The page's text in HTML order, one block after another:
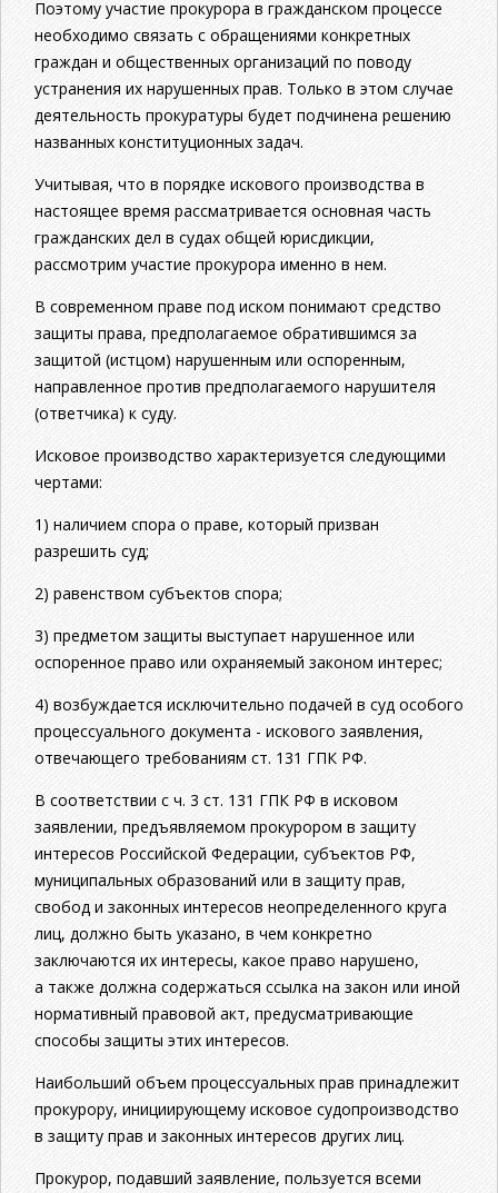
Поэтому участие прокурора в гражданском процессе
необходимо связать с обращениями конкретных
граждан и общественных организаций по поводу
устранения их нарушенных прав. Только в этом случае
деятельность прокуратуры будет подчинена решению
названных конституционных задач.
Учитывая, что в порядке искового производства в
настоящее время рассматривается основная часть
гражданских дел в судах общей юрисдикции,
рассмотрим участие прокурора именно в нем.
В современном праве под иском понимают средство
защиты права, предполагаемое обратившимся за
защитой (истцом) нарушенным или оспоренным,
направленное против предполагаемого нарушителя
(ответчика) к суду.
Исковое производство характеризуется следующими
чертами:
1) наличием спора о праве, который призван
разрешить суд;
2) равенством субъектов спора;
3) предметом защиты выступает нарушенное или
оспоренное право или охраняемый законом интерес;
4) возбуждается исключительно подачей в суд особого
процессуального документа - искового заявления,
отвечающего требованиям ст. 131 ГПК РФ.
В соответствии с ч. 3 ст. 131 ГПК РФ в исковом
заявлении, предъявляемом прокурором в защиту
интересов Российской Федерации, субъектов РФ,
муниципальных образований или в защиту прав,
свобод и законных интересов неопределенного круга
лиц, должно быть указано, в чем конкретно
заключаются их интересы, какое право нарушено,
а также должна содержаться ссылка на закон или иной
нормативный правовой акт, предусматривающие
способы защиты этих интересов.
Наибольший объем процессуальных прав принадлежит
прокурору, инициирующему исковое судопроизводство
в защиту прав и законных интересов других лиц.
Прокурор, подавший заявление, пользуется всеми